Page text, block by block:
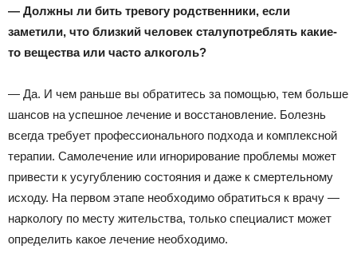
— Должны ли бить тревогу родственники, если
заметили, что близкий человек сталупотреблять какие-
то вещества или часто алкоголь?
— Да. И чем раньше вы обратитесь за помощью, тем больше
шансов на успешное лечение и восстановление. Болезнь
всегда требует профессионального подхода и комплексной
терапии. Самолечение или игнорирование проблемы может
привести к усугублению состояния и даже к смертельному
исходу. На первом этапе необходимо обратиться к врачу —
наркологу по месту жительства, только специалист может
определить какое лечение необходимо.